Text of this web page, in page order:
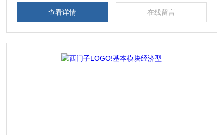
查看详情 在线留言